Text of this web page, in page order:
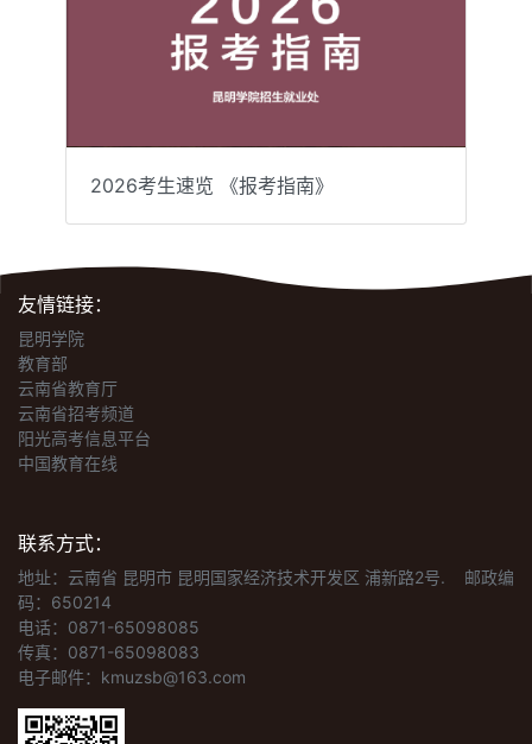
2026考生速览 《报考指南》
友情链接：
昆明学院
教育部
云南省教育厅
云南省招考频道
阳光高考信息平台
中国教育在线
联系方式：
地址：云南省 昆明市 昆明国家经济技术开发区 浦新路2号.
邮政编
码：650214
电话：0871-65098085
传真：0871-65098083
电子邮件：kmuzsb@163.com